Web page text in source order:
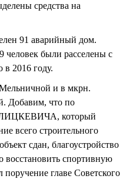
средства на
91 аварийный дом.
человек были расселены с
в 2016 году.
и в мкрн.
Добавим, что по
ЛИЦКЕВИЧА, который
всего строительного
сдан, благоустройство
восстановить спортивную
главе Советского